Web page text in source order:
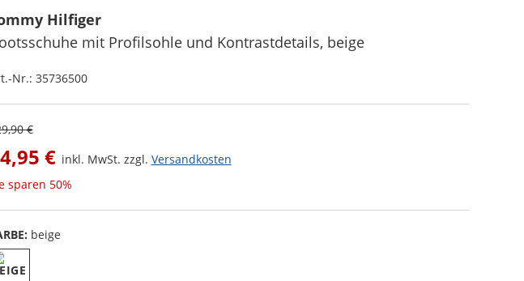
Hilfiger
mit Profilsohle und Kontrastdetails, beige
Nr.: 35736500
€
€ inkl. MwSt. zzgl. Versandkosten
sparen 50%
beige